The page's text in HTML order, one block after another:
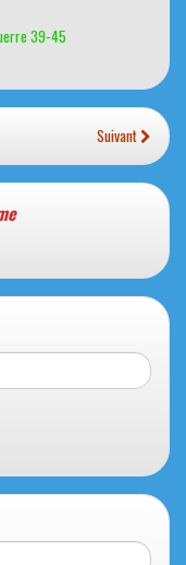
39-45
Suivant